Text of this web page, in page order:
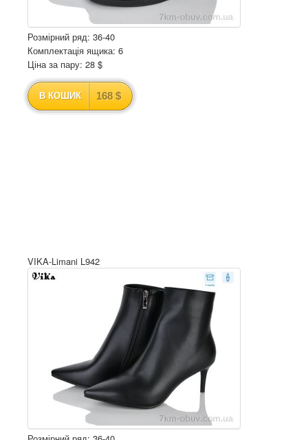
Розмірний ряд: 36-40
Комплектація ящика: 6
Ціна за пару: 28 $
В КОШИК 168 $
VIKA-Limani L942